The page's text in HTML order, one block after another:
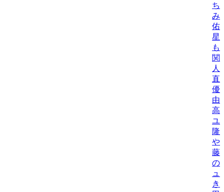
ち
み/
佑
星
も
関
人
直
優/
由
高
ユ/
隆
や
藤
の
ュ
き